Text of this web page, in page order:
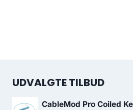
UDVALGTE TILBUD
CableMod Pro Coiled